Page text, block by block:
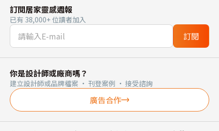
訂閱居家靈感週報
已有 38,000+ 位讀者加入
訂閱
你是設計師或廠商嗎？
建立設計師或品牌檔案 · 刊登案例 · 接受諮詢
廣告合作